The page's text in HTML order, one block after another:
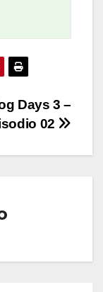
Days 3 –
02